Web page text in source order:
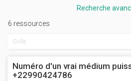
Recherche
6 ressources
Numéro d'un vrai médium
+22990424786